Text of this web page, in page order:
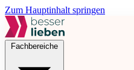
Zum Hauptinhalt springen
Fachbereiche